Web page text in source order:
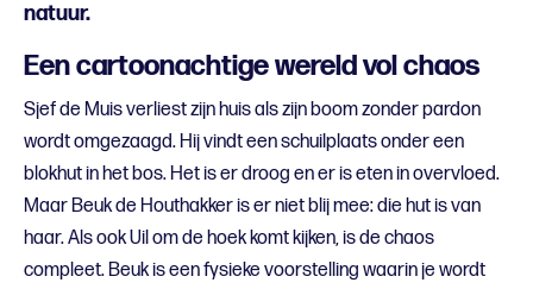
natuur.
Een cartoonachtige wereld vol chaos
Sjef de Muis verliest zijn huis als zijn boom zonder pardon
wordt omgezaagd. Hij vindt een schuilplaats onder een
blokhut in het bos. Het is er droog en er is eten in overvloed.
Maar Beuk de Houthakker is er niet blij mee: die hut is van
haar. Als ook Uil om de hoek komt kijken, is de chaos
compleet. Beuk is een fysieke voorstelling waarin je wordt